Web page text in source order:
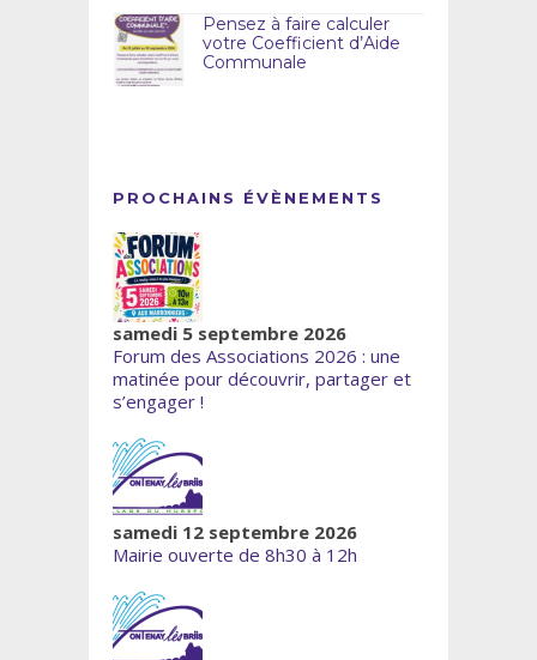
Pensez à faire calculer
votre Coefficient d’Aide
Communale
PROCHAINS ÉVÈNEMENTS
samedi 5 septembre 2026
Forum des Associations 2026 : une
matinée pour découvrir, partager et
s’engager !
samedi 12 septembre 2026
Mairie ouverte de 8h30 à 12h